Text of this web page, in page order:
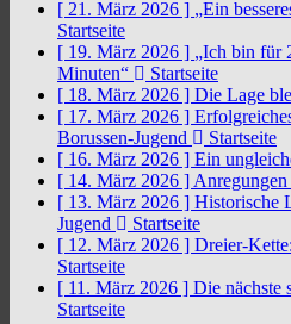
[ 21. März 2026 ] „Ein
Startseite
[ 19. März 2026 ] „Ich bin für
Minuten“
Startseite
[ 18. März 2026 ] Die Lage
[ 17. März 2026 ]
Borussen-Jugend
Startseite
[ 16. März 2026 ] Ein
[ 14. März 2026 ]
[ 13. März 2026 ] Historische
Jugend
Startseite
[ 12. März 2026 ] Dreier-
Startseite
[ 11. März 2026 ] Die nächste
Startseite